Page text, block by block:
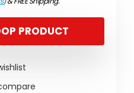
PRODUCT